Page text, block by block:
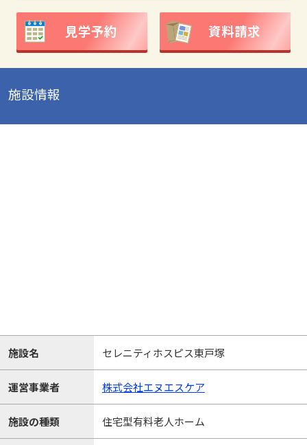
見学予約 資料請求
施設情報
施設名 セレニティホスピス東戸塚
運営事業者 株式会社エヌエスケア
施設の種類 住宅型有料老人ホーム